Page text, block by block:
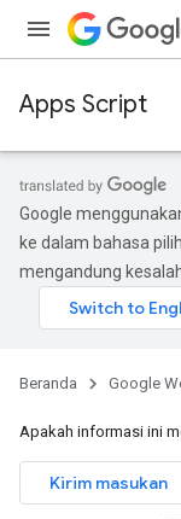
Apps Script
Google
ke dalam bahasa
mengandung
Beranda Google
Apakah informasi ini
Kirim masukan